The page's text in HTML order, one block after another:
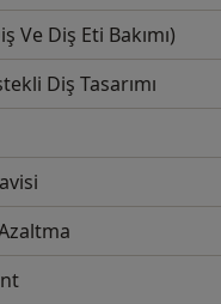
Ve Diş Eti Bakımı)
Diş Tasarımı